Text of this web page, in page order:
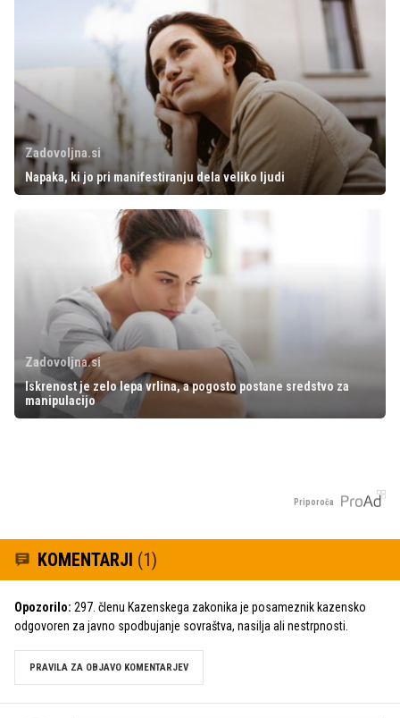
Zadovoljna.si
Napaka, ki jo pri manifestiranju dela veliko ljudi
Zadovoljna.si
Iskrenost je zelo lepa vrlina, a pogosto postane sredstvo za
manipulacijo
Priporoča
KOMENTARJI (1)
Opozorilo: 297. členu Kazenskega zakonika je posameznik kazensko
odgovoren za javno spodbujanje sovraštva, nasilja ali nestrpnosti.
PRAVILA ZA OBJAVO KOMENTARJEV